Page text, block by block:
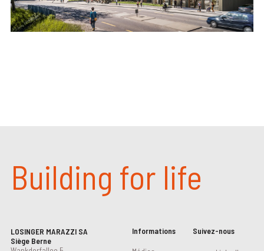
Building for life
LOSINGER MARAZZI SA
Siège Berne
Informations Suivez-nous